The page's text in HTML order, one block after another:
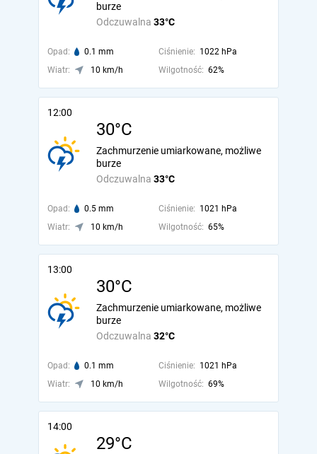
Odczuwalna 33°C
burze
Opad: 0.1 mm Ciśnienie: 1022 hPa
Wiatr:
10 km/h Wilgotność: 62%
12:00
30°C
Odczuwalna 33°C
Zachmurzenie umiarkowane, możliwe
burze
Opad: 0.5 mm Ciśnienie: 1021 hPa
Wiatr:
10 km/h Wilgotność: 65%
13:00
30°C
Odczuwalna 32°C
Zachmurzenie umiarkowane, możliwe
burze
Opad: 0.1 mm Ciśnienie: 1021 hPa
Wiatr:
10 km/h Wilgotność: 69%
14:00
29°C